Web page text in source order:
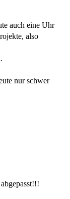
auch eine Uhr
also
nur schwer